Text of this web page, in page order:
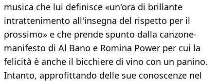
musica che lui definisce «un'ora di brillante
intrattenimento all'insegna del rispetto per il
prossimo» e che prende spunto dalla canzone-
manifesto di Al Bano e Romina Power per cui la
felicità è anche il bicchiere di vino con un panino.
Intanto, approfittando delle sue conoscenze nel